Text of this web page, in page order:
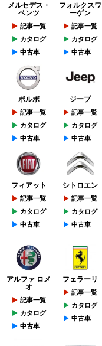
メルセデス・
ベンツ
記事一覧
カタログ
中古車
フォルクスワ
ーゲン
記事一覧
カタログ
中古車
ボルボ
記事一覧
カタログ
中古車
ジープ
記事一覧
カタログ
中古車
フィアット
記事一覧
カタログ
中古車
シトロエン
記事一覧
カタログ
中古車
アルファ ロメ
オ
記事一覧
カタログ
中古車
フェラーリ
記事一覧
カタログ
中古車